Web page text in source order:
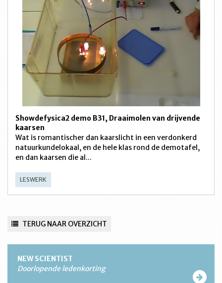
Showdefysica2 demo B31, Draaimolen van drijvende
kaarsen
Wat is romantischer dan kaarslicht in een verdonkerd
natuurkundelokaal, en de hele klas rond de demotafel,
en dan kaarsen die al...
LESWERK
TERUG NAAR OVERZICHT
NEW SCIENTIST
Doorlopende ledenkorting